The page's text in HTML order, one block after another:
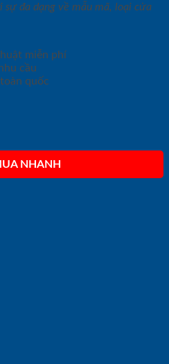
sự đa dạng về mẫu mã, loại cửa
miễn phí
cầu
quốc
NHANH